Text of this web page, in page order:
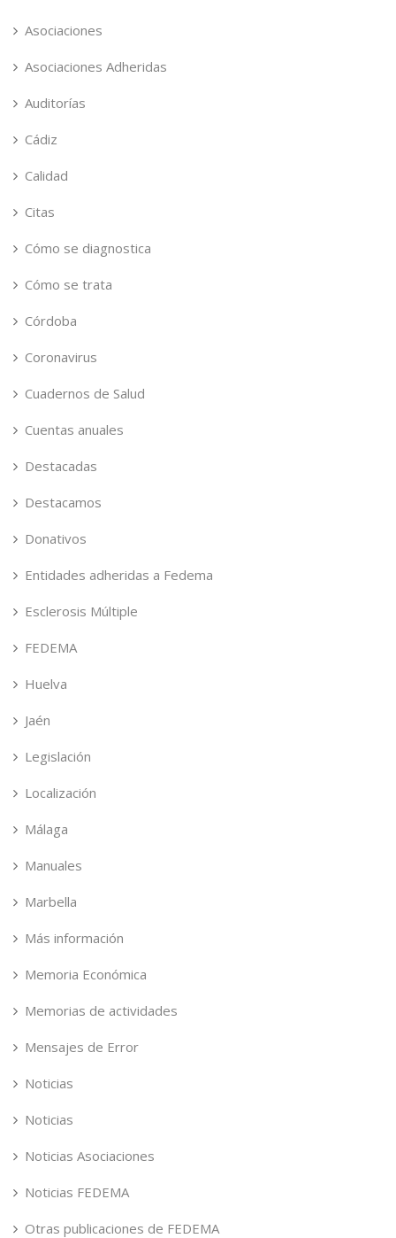
Asociaciones
Asociaciones Adheridas
Auditorías
Cádiz
Calidad
Citas
Cómo se diagnostica
Cómo se trata
Córdoba
Coronavirus
Cuadernos de Salud
Cuentas anuales
Destacadas
Destacamos
Donativos
Entidades adheridas a Fedema
Esclerosis Múltiple
FEDEMA
Huelva
Jaén
Legislación
Localización
Málaga
Manuales
Marbella
Más información
Memoria Económica
Memorias de actividades
Mensajes de Error
Noticias
Noticias
Noticias Asociaciones
Noticias FEDEMA
Otras publicaciones de FEDEMA